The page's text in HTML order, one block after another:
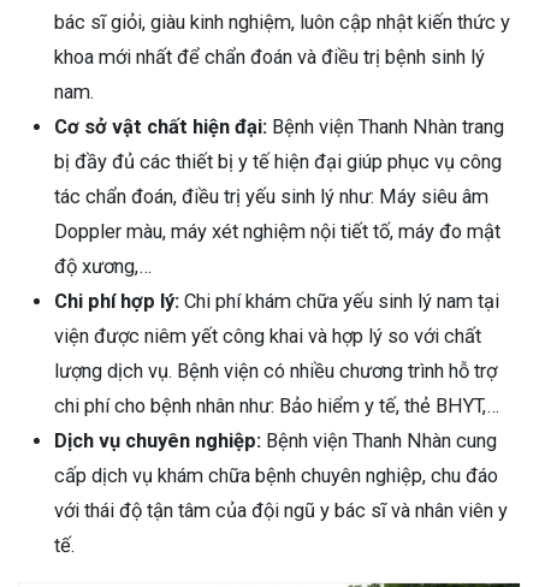
bác sĩ giỏi, giàu kinh nghiệm, luôn cập nhật kiến thức y
khoa mới nhất để chẩn đoán và điều trị bệnh sinh lý
nam.
Cơ sở vật chất hiện đại: Bệnh viện Thanh Nhàn trang
bị đầy đủ các thiết bị y tế hiện đại giúp phục vụ công
tác chẩn đoán, điều trị yếu sinh lý như: Máy siêu âm
Doppler màu, máy xét nghiệm nội tiết tố, máy đo mật
độ xương,…
Chi phí hợp lý: Chi phí khám chữa yếu sinh lý nam tại
viện được niêm yết công khai và hợp lý so với chất
lượng dịch vụ. Bệnh viện có nhiều chương trình hỗ trợ
chi phí cho bệnh nhân như: Bảo hiểm y tế, thẻ BHYT,…
Dịch vụ chuyên nghiệp: Bệnh viện Thanh Nhàn cung
cấp dịch vụ khám chữa bệnh chuyên nghiệp, chu đáo
với thái độ tận tâm của đội ngũ y bác sĩ và nhân viên y
tế.